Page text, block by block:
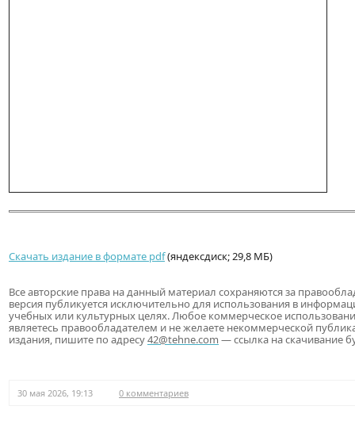
Скачать издание в формате pdf(яндексдиск; 29,8 МБ)
Все авторские права на данный материал сохраняются за
версия публикуется исключительно для использования в
учебных или культурных целях. Любое коммерческое
являетесь правообладателем и не желаете некоммерческой
издания, пишите по адресу42@tehne.com — ссылка на скачивание
30 мая 2026, 19:13 0 комментариев